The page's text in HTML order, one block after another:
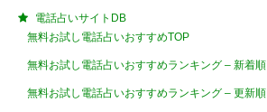
電話占いサイトDB
無料お試し電話占いおすすめTOP
無料お試し電話占いおすすめランキング – 新着順
無料お試し電話占いおすすめランキング – 更新順